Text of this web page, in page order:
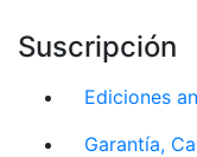
Suscripción
Ediciones
Garantía,